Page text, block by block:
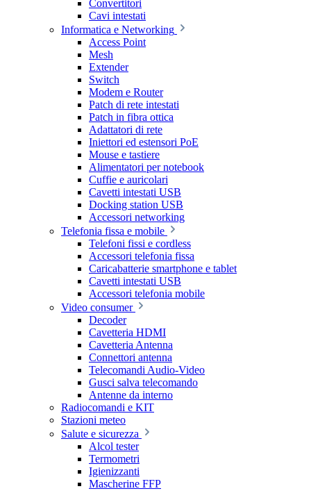
Convertitori
Cavi intestati
Informatica e Networking
Access Point
Mesh
Extender
Switch
Modem e Router
Patch di rete intestati
Patch in fibra ottica
Adattatori di rete
Iniettori ed estensori PoE
Mouse e tastiere
Alimentatori per notebook
Cuffie e auricolari
Cavetti intestati USB
Docking station USB
Accessori networking
Telefonia fissa e mobile
Telefoni fissi e cordless
Accessori telefonia fissa
Caricabatterie smartphone e tablet
Cavetti intestati USB
Accessori telefonia mobile
Video consumer
Decoder
Cavetteria HDMI
Cavetteria Antenna
Connettori antenna
Telecomandi Audio-Video
Gusci salva telecomando
Antenne da interno
Radiocomandi e KIT
Stazioni meteo
Salute e sicurezza
Alcol tester
Termometri
Igienizzanti
Mascherine FFP